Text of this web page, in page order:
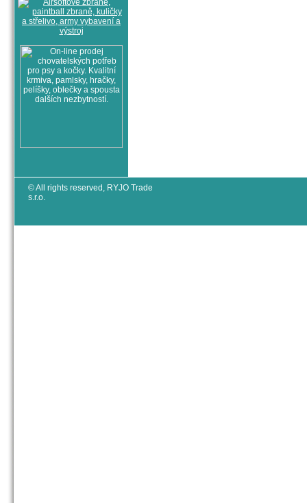
© All rights reserved, RYJO Trade
s.r.o.